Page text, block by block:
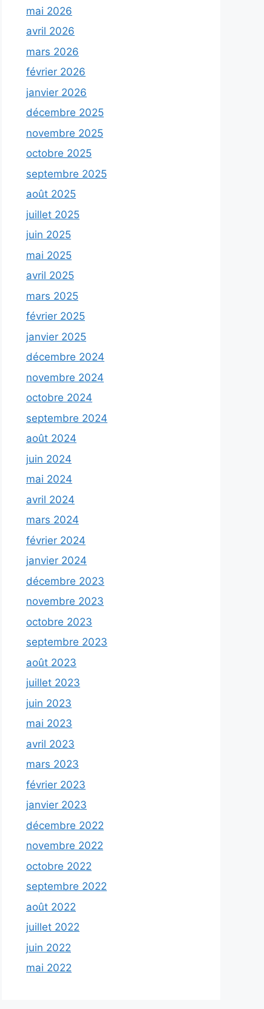
mai 2026
avril 2026
mars 2026
février 2026
janvier 2026
décembre 2025
novembre 2025
octobre 2025
septembre 2025
août 2025
juillet 2025
juin 2025
mai 2025
avril 2025
mars 2025
février 2025
janvier 2025
décembre 2024
novembre 2024
octobre 2024
septembre 2024
août 2024
juin 2024
mai 2024
avril 2024
mars 2024
février 2024
janvier 2024
décembre 2023
novembre 2023
octobre 2023
septembre 2023
août 2023
juillet 2023
juin 2023
mai 2023
avril 2023
mars 2023
février 2023
janvier 2023
décembre 2022
novembre 2022
octobre 2022
septembre 2022
août 2022
juillet 2022
juin 2022
mai 2022